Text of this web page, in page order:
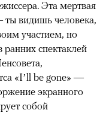
Эта мертвая
видишь человека,
участием, но
спектаклей
«I’ll be gone» —
экранного
собой